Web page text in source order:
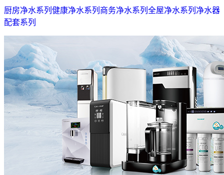
厨房净水系列 健康净水系列 商务净水系列 全屋净水系列 净水器
配套系列